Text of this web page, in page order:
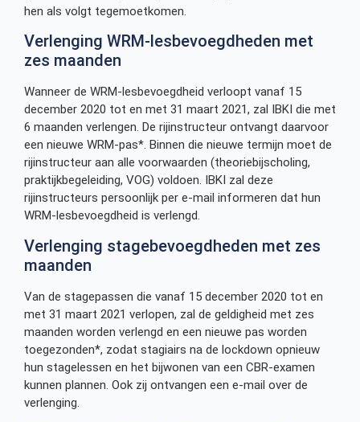
hen als volgt tegemoetkomen.
Verlenging WRM-lesbevoegdheden met
zes maanden
Wanneer de WRM-lesbevoegdheid verloopt vanaf 15
december 2020 tot en met 31 maart 2021, zal IBKI die met
6 maanden verlengen. De rijinstructeur ontvangt daarvoor
een nieuwe WRM-pas*. Binnen die nieuwe termijn moet de
rijinstructeur aan alle voorwaarden (theoriebijscholing,
praktijkbegeleiding, VOG) voldoen. IBKI zal deze
rijinstructeurs persoonlijk per e-mail informeren dat hun
WRM-lesbevoegdheid is verlengd.
Verlenging stagebevoegdheden met zes
maanden
Van de stagepassen die vanaf 15 december 2020 tot en
met 31 maart 2021 verlopen, zal de geldigheid met zes
maanden worden verlengd en een nieuwe pas worden
toegezonden*, zodat stagiairs na de lockdown opnieuw
hun stagelessen en het bijwonen van een CBR-examen
kunnen plannen. Ook zij ontvangen een e-mail over de
verlenging.